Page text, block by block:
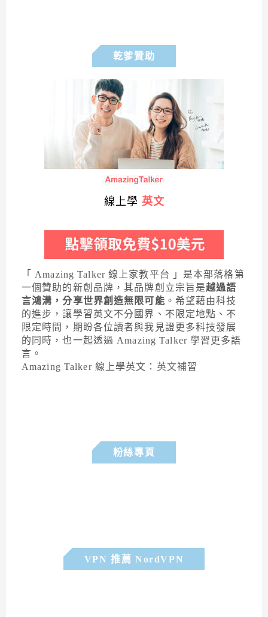
乾爹贊助
線上學 英文
「 Amazing Talker 線上家教平台 」是本部落格第
一個贊助的新創品牌，其品牌創立宗旨是越過語
言鴻溝，分享世界創造無限可能 。希望藉由科技
的進步，讓學習英文不分國界、不限定地點、不
限定時間，期盼各位讀者與我見證更多科技發展
的同時，也一起透過 Amazing Talker 學習更多語
言。
Amazing Talker 線上學英文： 英文補習
粉絲專頁
VPN 推薦 NordVPN